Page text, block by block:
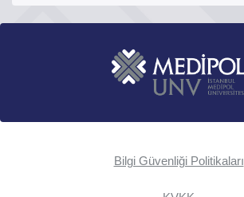
Bilgi Güvenliği Politikaları